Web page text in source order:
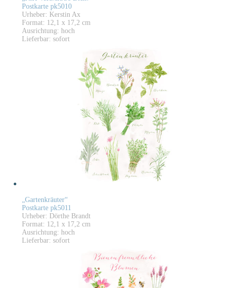
Postkarte pk5010
Urheber: Kerstin Ax
Format: 12,1 x 17,2 cm
Ausrichtung: hoch
Lieferbar: sofort
„Gartenkräuter“
Postkarte pk5011
Urheber: Dörthe Brandt
Format: 12,1 x 17,2 cm
Ausrichtung: hoch
Lieferbar: sofort